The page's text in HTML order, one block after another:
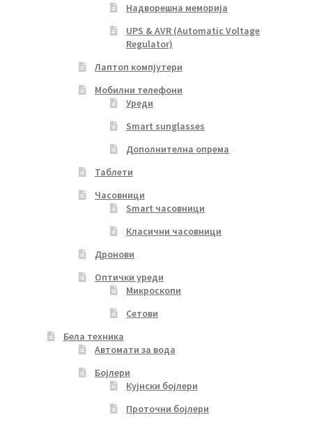
Надворешна меморија
UPS & AVR (Automatic Voltage
Regulator)
Лаптоп компјутери
Мобилни телефони
Уреди
Smart sunglasses
Дополнителна опрема
Таблети
Часовници
Smart часовници
Класични часовници
Дронови
Оптички уреди
Микроскопи
Сетови
Бела техника
Автомати за вода
Бојлери
Кујнски бојлери
Проточни бојлери